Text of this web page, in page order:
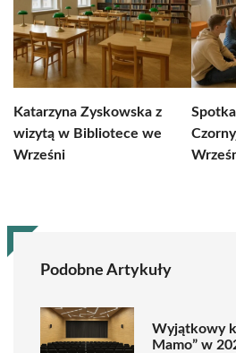
Katarzyna Zyskowska z
wizytą w Bibliotece we
Wrześni
Podobne Artykuły
Wyjątkowy
Mamo” w